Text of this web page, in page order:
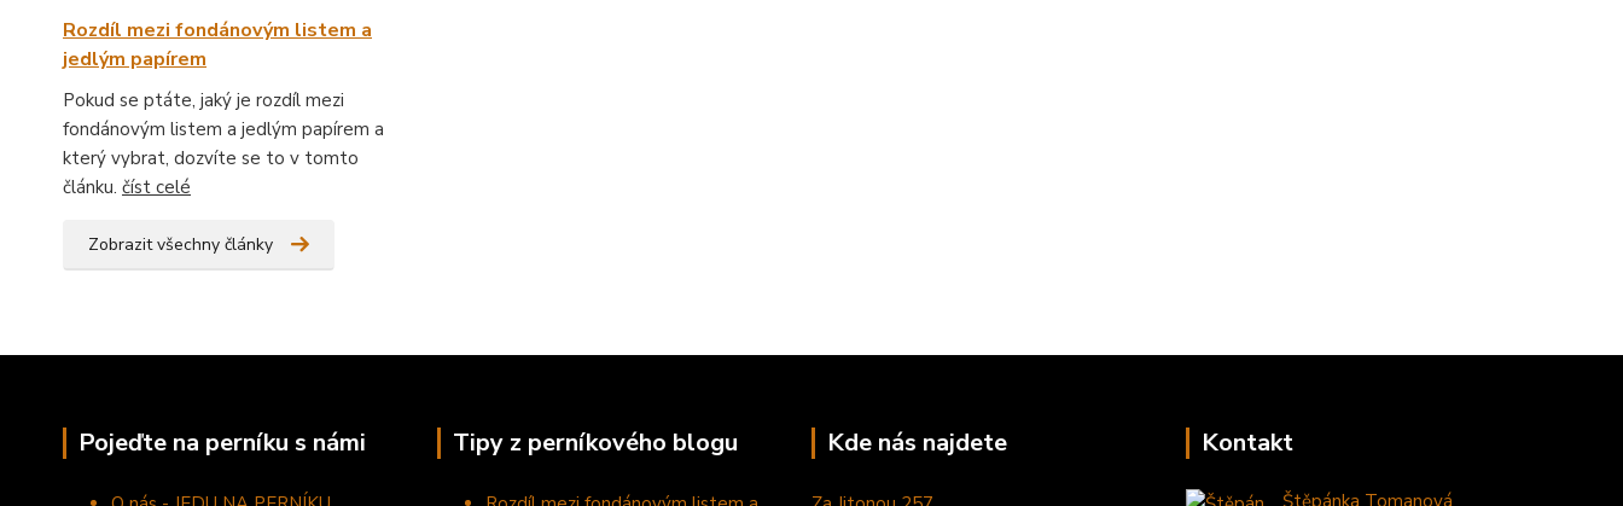
Rozdíl mezi fondánovým listem a
jedlým papírem
Pokud se ptáte, jaký je rozdíl mezi
fondánovým listem a jedlým papírem a
který vybrat, dozvíte se to v tomto
článku. číst celé
Zobrazit všechny články
Pojeďte na perníku s námi Tipy z perníkového blogu Kde nás najdete Kontakt
Štěpánka Tomanová